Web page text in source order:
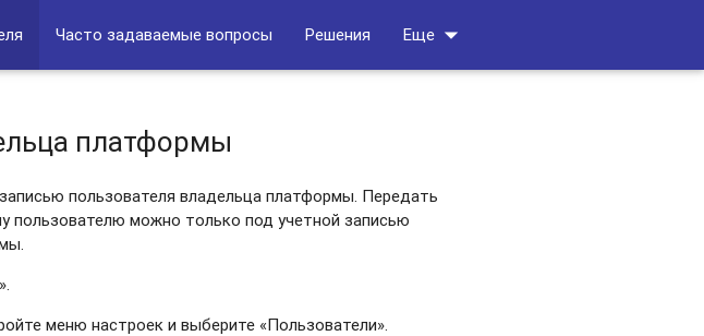
Часто задаваемые вопросы Решения Еще arrow_drop_down
платформы
пользователя владельца платформы. Передать
пользователю можно только под учетной записью
меню настроек и выберите «Пользователи».